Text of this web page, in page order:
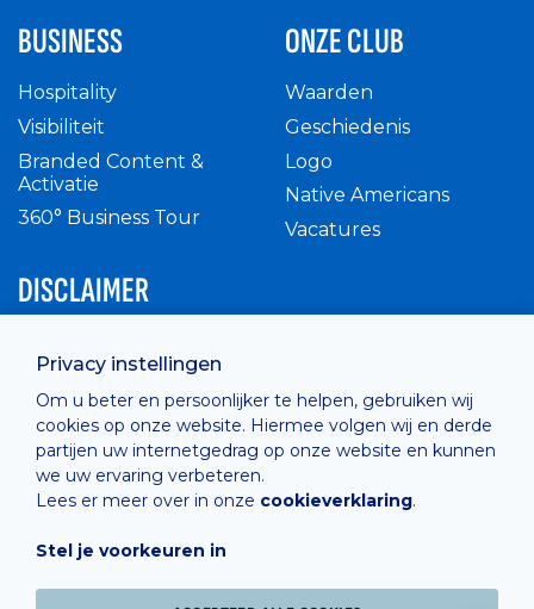
Privacy instellingen
Om u beter en persoonlijker te helpen, gebruiken wij
cookies op onze website. Hiermee volgen wij en derde
partijen uw internetgedrag op onze website en kunnen
we uw ervaring verbeteren.
Lees er meer over in onze cookieverklaring.
Stel je voorkeuren in
BUSINESS
Hospitality
Visibiliteit
Branded Content &
Activatie
360° Business Tour
ONZE CLUB
Waarden
Geschiedenis
Logo
Native Americans
Vacatures
DISCLAIMER
Privacy Policy
Cashless
verkoopsvoorwaarden
Cookie Policy
Hosted by Combell